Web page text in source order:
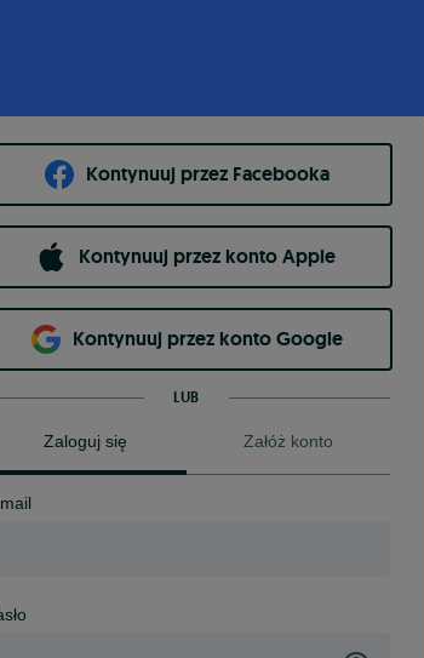
Kontynuuj przez Facebooka
Kontynuuj przez konto Apple
Kontynuuj przez konto Google
LUB
Zaloguj się Załóż konto